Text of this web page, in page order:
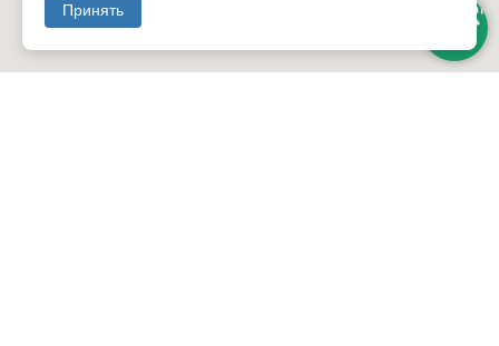
Принять